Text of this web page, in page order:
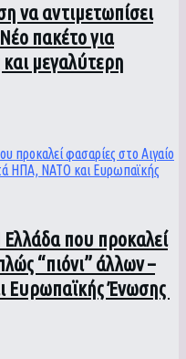
να αντιμετωπίσει
πακέτο για
μεγαλύτερη
που προκαλεί
“πιόνι” άλλων –
Ευρωπαϊκής Ένωσης